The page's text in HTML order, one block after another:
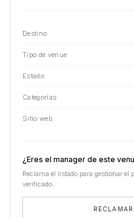
Destino
Tipo de venue
Estado
Categorías
Sitio web
¿Eres el manager de este
Reclama el listado para gestionar el
verificado.